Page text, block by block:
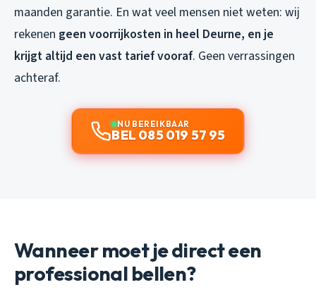
maanden garantie. En wat veel mensen niet weten: wij
rekenen geen voorrijkosten in heel Deurne, en je
krijgt altijd een vast tarief vooraf. Geen verrassingen
achteraf.
NU BEREIKBAAR
BEL 085 019 57 95
Wanneer moet je direct een
professional bellen?